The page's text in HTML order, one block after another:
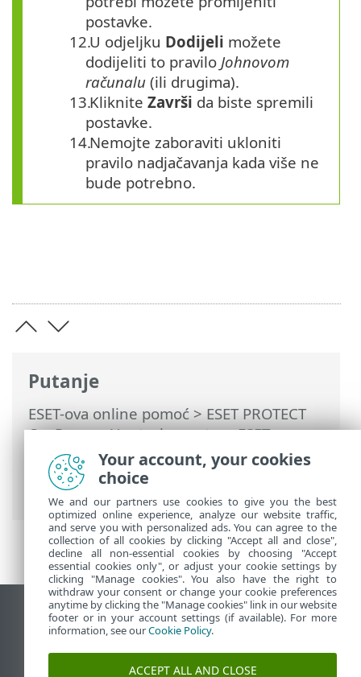
Putanje
ESET-ova online pomoć > ESET PROTECT
On-Prem>Upotreba sustava ESET
PROTECT On-Prem>ESET PROTECT On-
Prem Glavni izbornik
Pravila
načina nadjačavanja
postavke.
12.U odjeljku Dodijeli možete
dodijeliti to pravilo Johnovom
računalu (ili drugima).
13.Kliknite Završi da biste spremili
postavke.
14.Nemojte zaboraviti ukloniti
pravilo nadjačavanja kada više ne
bude potrebno.
Prikaži stranicu za radnu površinu
End of Life
ESET-ova baza znanja
Your account, your cookies
choice
We and our partners use cookies to give you the best
optimized online experience, analyze our website traffic,
and serve you with personalized ads. You can agree to the
collection of all cookies by clicking "Accept all and close",
decline all non-essential cookies by choosing "Accept
essential cookies only", or adjust your cookie settings by
clicking "Manage cookies". You also have the right to
withdraw your consent or change your cookie preferences
anytime by clicking the "Manage cookies" link in our website
footer or in your account settings (if available). For more
information, see ourCookie Policy.
ACCEPT ALL AND CLOSE